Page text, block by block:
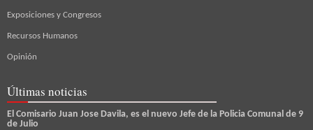
Exposiciones y Congresos
Recursos Humanos
Opinión
Últimas noticias
El Comisario Juan Jose Davila, es el nuevo Jefe de la Policia Comunal de 9
de Julio